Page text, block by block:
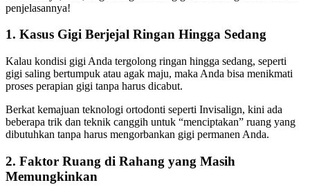
penjelasannya!
1. Kasus Gigi Berjejal Ringan Hingga Sedang
Kalau kondisi gigi Anda tergolong ringan hingga sedang, seperti
gigi saling bertumpuk atau agak maju, maka Anda bisa menikmati
proses perapian gigi tanpa harus dicabut.
Berkat kemajuan teknologi ortodonti seperti Invisalign, kini ada
beberapa trik dan teknik canggih untuk “menciptakan” ruang yang
dibutuhkan tanpa harus mengorbankan gigi permanen Anda.
2. Faktor Ruang di Rahang yang Masih
Memungkinkan